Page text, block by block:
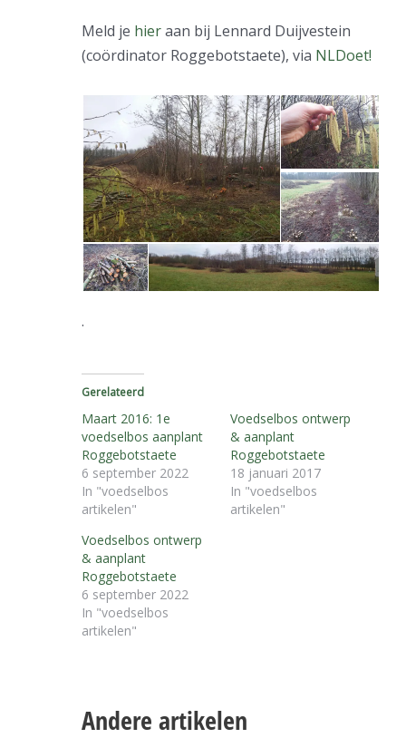
Meld je hieraan bij Lennard Duijvestein
(coördinator Roggebotstaete), via NLDoet!
.
Gerelateerd
Maart 2016: 1e
voedselbos aanplant
Roggebotstaete
6 september 2022
In "voedselbos
artikelen"
Voedselbos ontwerp
& aanplant
Roggebotstaete
18 januari 2017
In "voedselbos
artikelen"
Voedselbos ontwerp
& aanplant
Roggebotstaete
6 september 2022
In "voedselbos
artikelen"
Andere artikelen